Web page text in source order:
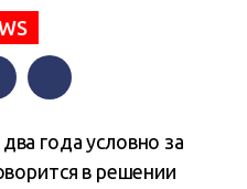
года условно за
в решении